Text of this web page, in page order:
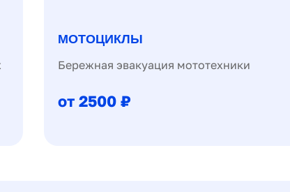
МОТОЦИКЛЫ
Бережная эвакуация мототехники
от 2500 ₽